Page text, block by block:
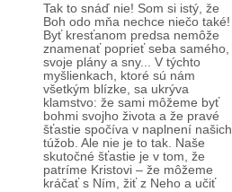
Tak to snáď nie! Som si istý, že
Boh odo mňa nechce niečo také!
Byť kresťanom predsa nemôže
znamenať poprieť seba samého,
svoje plány a sny... V týchto
myšlienkach, ktoré sú nám
všetkým blízke, sa ukrýva
klamstvo: že sami môžeme byť
bohmi svojho života a že pravé
šťastie spočíva v naplnení našich
túžob. Ale nie je to tak. Naše
skutočné šťastie je v tom, že
patríme Kristovi – že môžeme
kráčať s Ním, žiť z Neho a učiť